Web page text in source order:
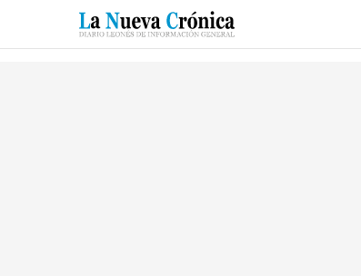
SUCESOS CULTURAS ESPECIALES DEPORTES